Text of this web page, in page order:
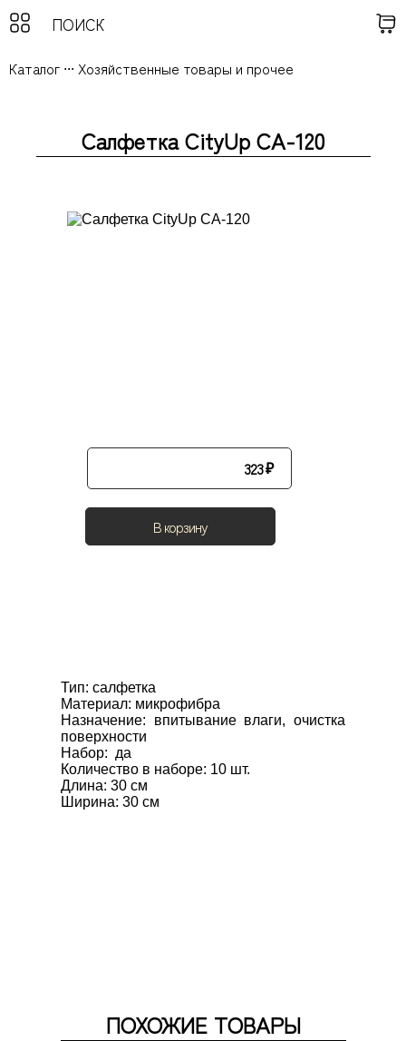
Каталог ... Хозяйственные товары и прочее
Салфетка CityUp CA-120
323₽
В корзину
Тип: салфетка
Материал: микрофибра
Назначение: впитывание влаги, очистка
поверхности
Набор:  да
Количество в наборе: 10 шт.
Длина: 30 см
Ширина: 30 см
ПОХОЖИЕ ТОВАРЫ